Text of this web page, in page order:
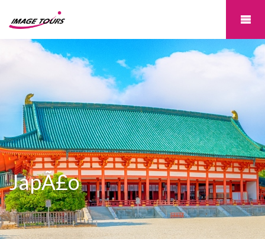
JapÃ£o